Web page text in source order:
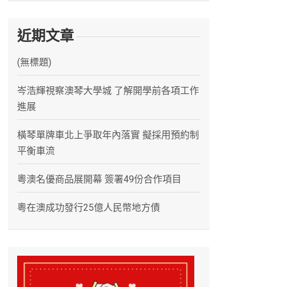
近期文章
(無標題)
岑浩輝視察澳琴大學城 了解開學前各項工作
進展
橫琴單牌車北上爭取年內落實 擬採用預約制
平衡車流
粵澳名優商品展開幕 簽署49份合作項目
粵在澳成功發行25億人民幣地方債